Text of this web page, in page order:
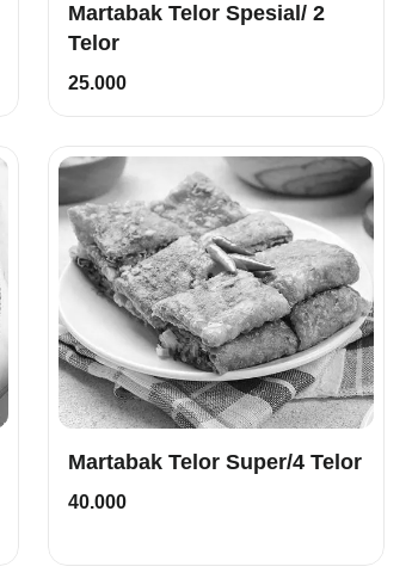
Martabak Telor Spesial/ 2
Telor
25.000
Martabak Telor Super/4 Telor
40.000